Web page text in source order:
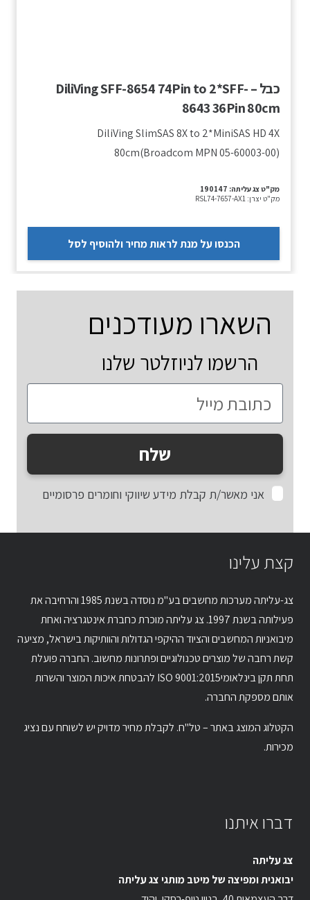
כבל – DiliVing SFF-8654 74Pin to 2*SFF-
8643 36Pin 80cm
DiliVing SlimSAS 8X to 2*MiniSAS HD 4X
80cm(Broadcom MPN 05-60003-00)
מק"ט צג עליתה: 190147
מק"ט יצרן: RSL74-7657-AX1
הכנסו על מנת לראות מחיר ולהוסיף לסל
השארו מעודכנים
הרשמו לניוזלטר שלנו
אני מאשר/ת קבלת מידע שיווקי וחומרים פרסומיים
שלח
קצת עלינו
צג-עליתה מערכות מחשבים בע"מ נוסדה בשנת 1985 והרחיבה את
פעילותה בשנת 1997. צג עליתה מוכרת כחברת אינטגרציה ואחת
מיבואניות המחשבים והציוד ההיקפי הגדולות והוותיקות בישראל, מציעה
קשת רחבה של מוצרים טכנולוגיים ופתרונות מחשוב. החברה פועלת
תחת תקן בינלאומיISO 9001:2015 להבטחת איכות המוצר והשרות
אותם מספקת החברה.
הקטלוג המוצג באתר – טל"ח. לקבלת מחיר מדויק יש לשוחח עם נציג
מכירות.
דברו איתנו
צג עליתה
יבואנית ומפיצה של מיטב מותגי צג עליתה